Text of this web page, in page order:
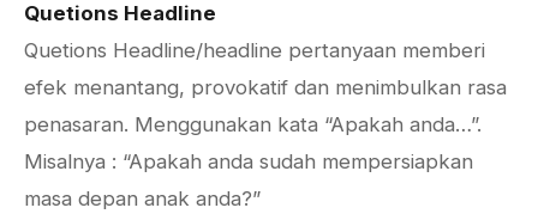
Quetions Headline
Quetions Headline/headline pertanyaan memberi
efek menantang, provokatif dan menimbulkan rasa
penasaran. Menggunakan kata “Apakah anda…”.
Misalnya : “Apakah anda sudah mempersiapkan
masa depan anak anda?”